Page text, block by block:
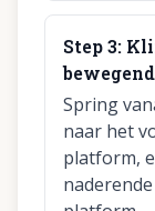
Step3:
Spring
naar het
platform,